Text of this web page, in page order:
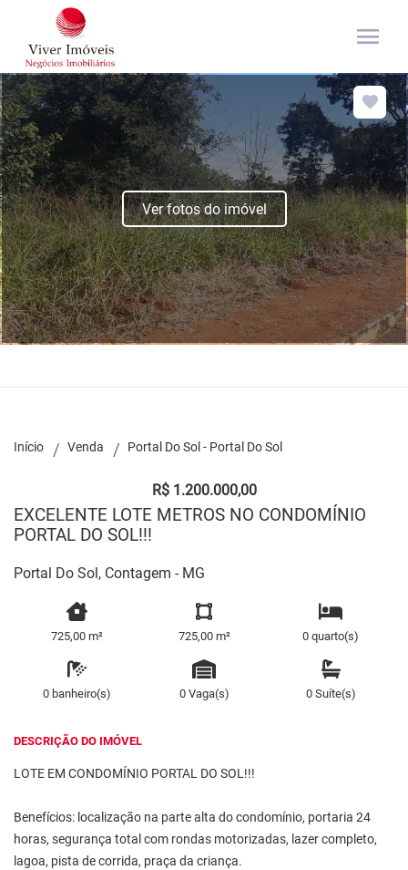
menu
Ver fotos do imóvel
Início Venda Portal Do Sol - Portal Do Sol
R$ 1.200.000,00
EXCELENTE LOTE METROS NO CONDOMÍNIO
PORTAL DO SOL!!!
Portal Do Sol, Contagem - MG
725,00 m² 725,00 m² 0 quarto(s)
0 banheiro(s) 0 Vaga(s) 0 Suíte(s)
DESCRIÇÃO DO IMÓVEL
LOTE EM CONDOMÍNIO PORTAL DO SOL!!!
Benefícios: localização na parte alta do condomínio, portaria 24
horas, segurança total com rondas motorizadas, lazer completo,
lagoa, pista de corrida, praça da criança.